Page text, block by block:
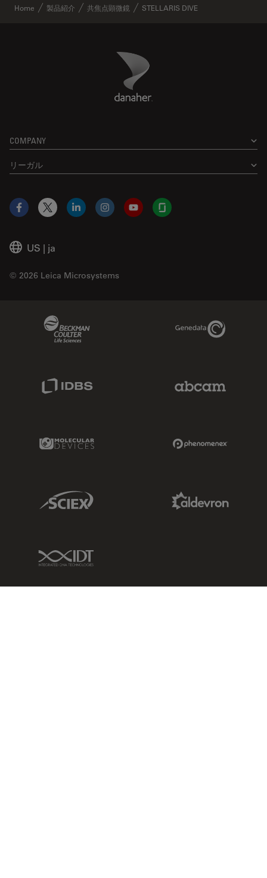
Home 製品紹介 共焦点顕微鏡 STELLARIS DIVE
Danaher Logo
COMPANY
リーガル
US | ja
© 2026 Leica Microsystems
Facebook
X LinkedInInstagramYouTubeGlassdoor
Genedata Link
Molecular Devices Link
Sciex Link
IDT Link